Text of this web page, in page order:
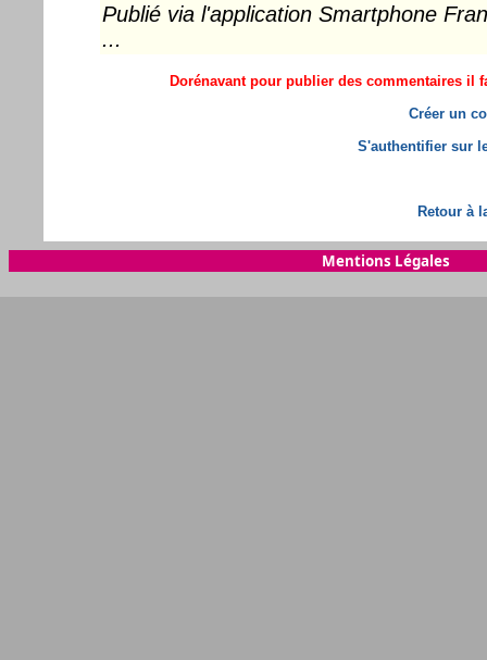
Publié via l'application Smartphone
...
Dorénavant pour publier des commentaires il
Créer un
S'authentifier sur
Retour à
Mentions Légales